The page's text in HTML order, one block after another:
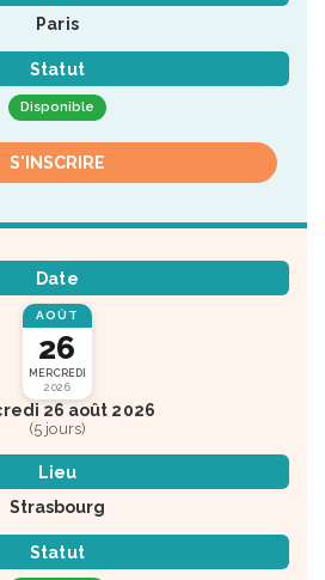
Paris
Statut
Disponible
S'INSCRIRE
Date
AOÛT
26
MERCREDI
2026
26 août 2026
(5 jours)
Lieu
Strasbourg
Statut